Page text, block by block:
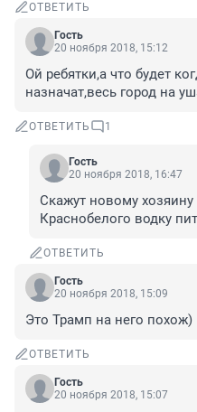
ОТВЕТИТЬ
Гость
20 ноября 2018, 15:12
Ой ребятки,а что будет
назначат,весь город на
ОТВЕТИТЬ 1
Гость
20 ноября 2018, 16:47
Скажут новому
Краснобелого водку
ОТВЕТИТЬ
Гость
20 ноября 2018, 15:09
Это Трамп на него похож)
ОТВЕТИТЬ
Гость
20 ноября 2018, 15:07